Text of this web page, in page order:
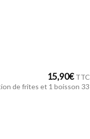
15,90€ TTC
de frites et 1 boisson 33